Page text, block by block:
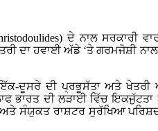
ਦੇ ਨਾਲ ਸਰਕਾਰੀ
ਦਾ ਹਵਾਈ ਅੱਡੇ ‘ਤੇ ਗਰਮਜੋਸ਼ੀ
ਇੱਕ-ਦੂਸਰੇ ਦੀ ਪ੍ਰਭੂਸੱਤਾ ਅਤੇ
ਭਾਰਤ ਦੀ ਲੜਾਈ ਵਿੱਚ
ਸੰਯੁਕਤ ਰਾਸ਼ਟਰ ਸੁਰੱਖਿਆ